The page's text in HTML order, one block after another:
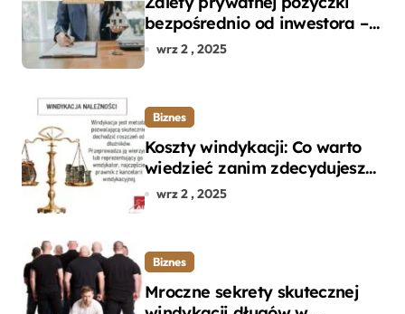
bezpośrednio od inwestora –
dlaczego warto?
wrz 2 , 2025
Biznes
Koszty windykacji: Co warto
wiedzieć zanim zdecydujesz
się na odzyskanie długu?
wrz 2 , 2025
Biznes
Mroczne sekrety skutecznej